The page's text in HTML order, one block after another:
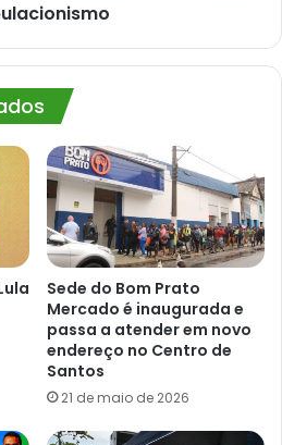
Sede do Bom Prato
Mercado é inaugurada e
passa a atender em novo
endereço no Centro de
Santos
21 de maio de 2026